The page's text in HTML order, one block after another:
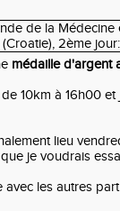
médaille d'argent
10km à 16h00
lieu
je voudrais
avec les autres